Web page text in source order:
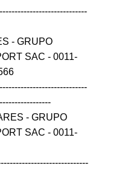
- GRUPO
SAC - 0011-
- GRUPO
SAC - 0011-